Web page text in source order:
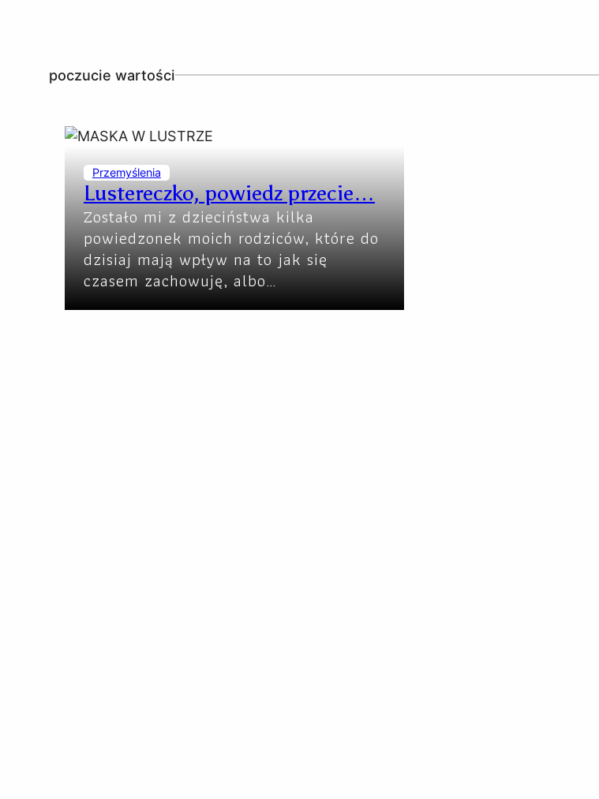
poczucie wartości
Przemyślenia
Lustereczko, powiedz przecie…
Zostało mi z dzieciństwa kilka
powiedzonek moich rodziców, które do
dzisiaj mają wpływ na to jak się
czasem zachowuję, albo…